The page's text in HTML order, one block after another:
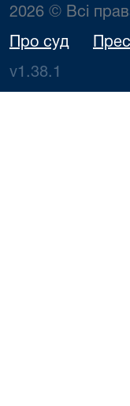
2026 © Всі
Про суд
v1.38.1